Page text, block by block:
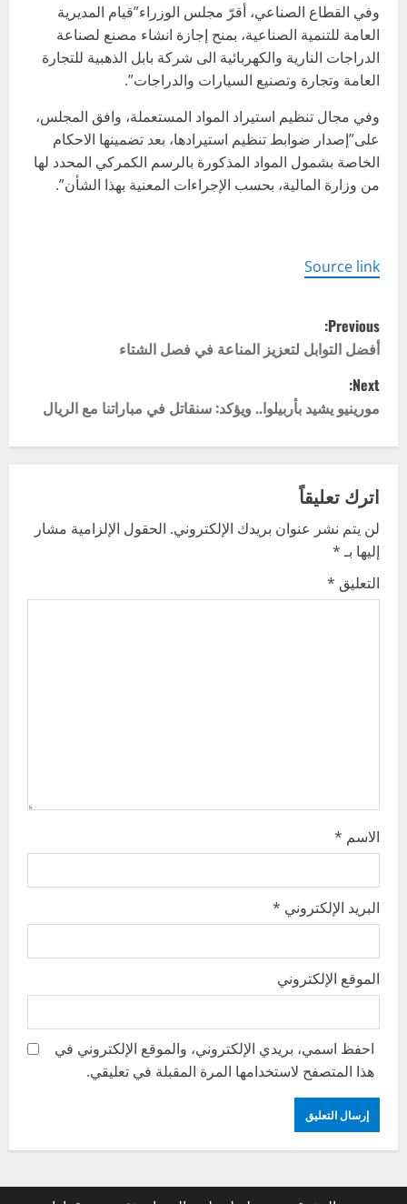
وفي القطاع الصناعي، أقرّ مجلس الوزراء”قيام المديرية
العامة للتنمية الصناعية، بمنح إجازة انشاء مصنع لصناعة
الدراجات النارية والكهربائية الى شركة بابل الذهبية للتجارة
العامة وتجارة وتصنيع السيارات والدراجات”.
وفي مجال تنظيم استيراد المواد المستعملة، وافق المجلس،
على”إصدار ضوابط تنظيم استيرادها، بعد تضمينها الاحكام
الخاصة بشمول المواد المذكورة بالرسم الكمركي المحدد لها
من وزارة المالية، بحسب الإجراءات المعنية بهذا الشأن”.
Source link
P
o
s
a
v
i
n
Previous:
أفضل التوابل لتعزيز المناعة في فصل الشتاء
Next:
مورينيو يشيد بأربيلوا.. ويؤكد: سنقاتل في مباراتنا مع الريال
اترك تعليقاً
لن يتم نشر عنوان بريدك الإلكتروني. الحقول الإلزامية مشار
إليها بـ*
التعليق *
الاسم *
البريد الإلكتروني *
الموقع الإلكتروني
احفظ اسمي، بريدي الإلكتروني، والموقع الإلكتروني في
هذا المتصفح لاستخدامها المرة المقبلة في تعليقي.